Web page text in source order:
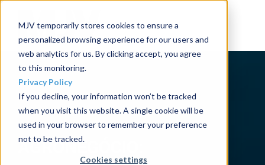
MJV temporarily stores cookies to ensure a
personalized browsing experience for our users and
web analytics for us. By clicking accept, you agree
to this monitoring.
Privacy Policy
If you decline, your information won’t be tracked
when you visit this website. A single cookie will be
used in your browser to remember your preference
not to be tracked.
Cookies settings
AGRONEGÓCIO: